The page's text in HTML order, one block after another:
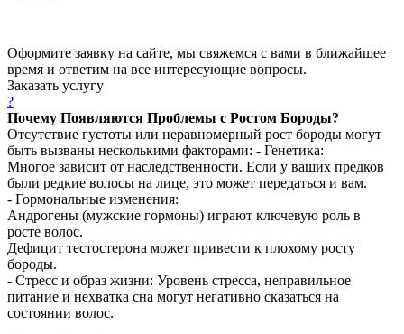
Оформите заявку на сайте, мы свяжемся с вами в ближайшее
время и ответим на все интересующие вопросы.
Заказать услугу
?
Почему Появляются Проблемы с Ростом Бороды?
Отсутствие густоты или неравномерный рост бороды могут
быть вызваны несколькими факторами: - Генетика:
Многое зависит от наследственности. Если у ваших предков
были редкие волосы на лице, это может передаться и вам.
- Гормональные изменения:
Андрогены (мужские гормоны) играют ключевую роль в
росте волос.
Дефицит тестостерона может привести к плохому росту
бороды.
- Стресс и образ жизни: Уровень стресса, неправильное
питание и нехватка сна могут негативно сказаться на
состоянии волос.